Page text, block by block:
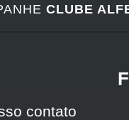
CLUBE
contato